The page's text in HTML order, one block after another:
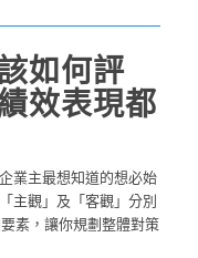
如何評
效表現都
業主最想知道的想必始
主觀」及「客觀」分別
素，讓你規劃整體對策